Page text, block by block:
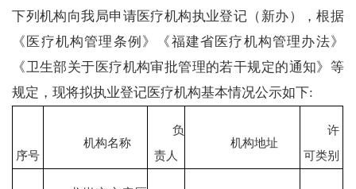
下列机构向我局申请医疗机构执业登记（新办），根据
《医疗机构管理条例》《福建省医疗机构管理办法》
《卫生部关于医疗机构审批管理的若干规定的通知》等
规定，现将拟执业登记医疗机构基本情况公示如下:
序号
机构名称
负
责人
机构地址
许
可类别